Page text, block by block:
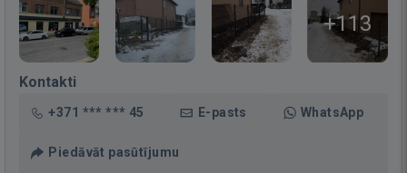
+113
Kontakti
+371 *** *** 45 E-pasts WhatsApp
Piedāvāt pasūtījumu